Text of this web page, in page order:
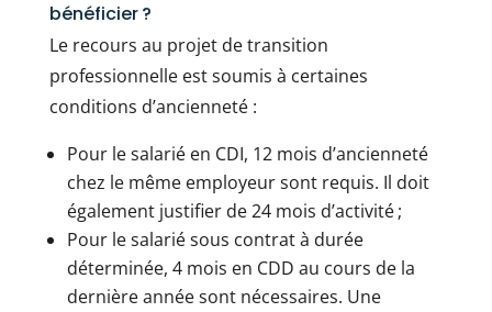
bénéficier ?
Le recours au projet de transition
professionnelle est soumis à certaines
conditions d’ancienneté :
Pour le salarié en CDI, 12 mois d’ancienneté
chez le même employeur sont requis. Il doit
également justifier de 24 mois d’activité ;
Pour le salarié sous contrat à durée
déterminée, 4 mois en CDD au cours de la
dernière année sont nécessaires. Une